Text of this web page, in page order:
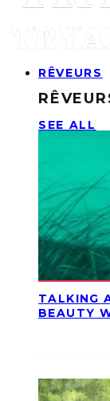
RÊVEURS
SEE ALL
TALKING
BEAUTY